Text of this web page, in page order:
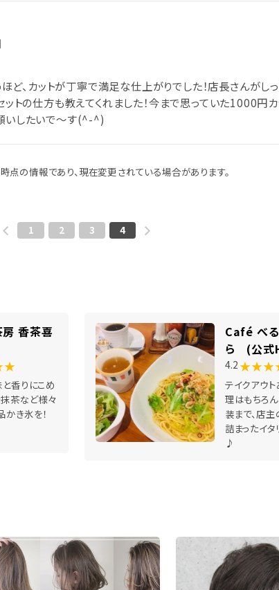
ど、カットが丁寧で満足な仕上がりでした！店長さんがし
ットの仕方も教えてくれました！今まで思っていた1000円
いしたいで～す(^-^)
の情報であり、現在変更されている場合があります。
1 2 3 4
房 香茶喜
香りにこめ
茶など様々
き氷を！
Café べる
ら (公式
4.2
テイクアウ
理はもちろ
装まで、店
詰まったイタ
♪